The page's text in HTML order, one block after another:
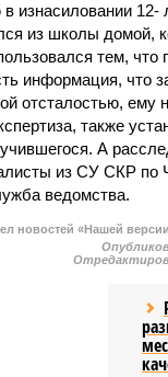
изнасиловании 12-
из школы домой,
тем, что
информация, что
отсталостью, ему
также
А
из СУ СКР по
ведомства.
новостей «Нашей